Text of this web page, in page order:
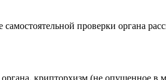
проверки органа